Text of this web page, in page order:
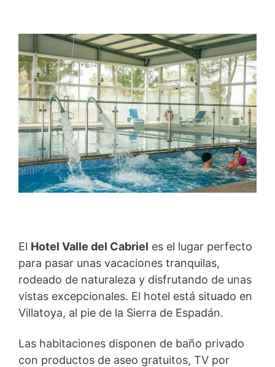
El Hotel Valle del Cabriel es el lugar perfecto
para pasar unas vacaciones tranquilas,
rodeado de naturaleza y disfrutando de unas
vistas excepcionales. El hotel está situado en
Villatoya, al pie de la Sierra de Espadán.
Las habitaciones disponen de baño privado
con productos de aseo gratuitos, TV por